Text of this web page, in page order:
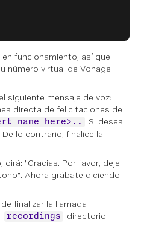
funcionamiento, así que
número virtual de Vonage
siguiente mensaje de voz:
directa de felicitaciones de
name here>..
Si desea
De lo contrario, finalice la
oirá: "Gracias. Por favor, deje
Ahora grábate diciendo
finalizar la llamada
recordings
directorio.